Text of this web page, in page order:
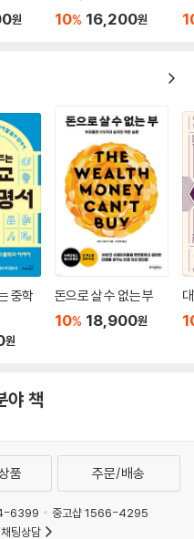
원
디션)
10% 16,200원
중학
원
돈으로 살 수 없는 부
10% 18,900원
야 책
품 주문/배송
6399
중고샵 1566-4295
팅상담